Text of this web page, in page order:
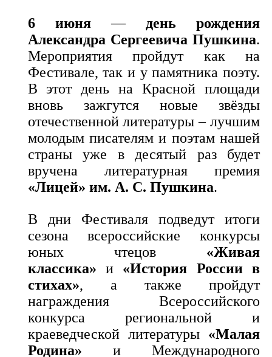
6 июня— день рождения
Александра Сергеевича Пушкина.
Мероприятия пройдут как на
Фестивале, так и у памятника поэту.
В этот день на Красной площади
вновь зажгутся новые звёзды
отечественной литературы – лучшим
молодым писателям и поэтам нашей
страны уже в десятый раз будет
вручена литературная премия
«Лицей» им. А. С. Пушкина.
В дни Фестиваля подведут итоги
сезона всероссийские конкурсы
юных чтецов «Живая
классика» и «История России в
стихах», а также пройдут
награждения Всероссийского
конкурса региональной и
краеведческой литературы «Малая
Родина» и Международного